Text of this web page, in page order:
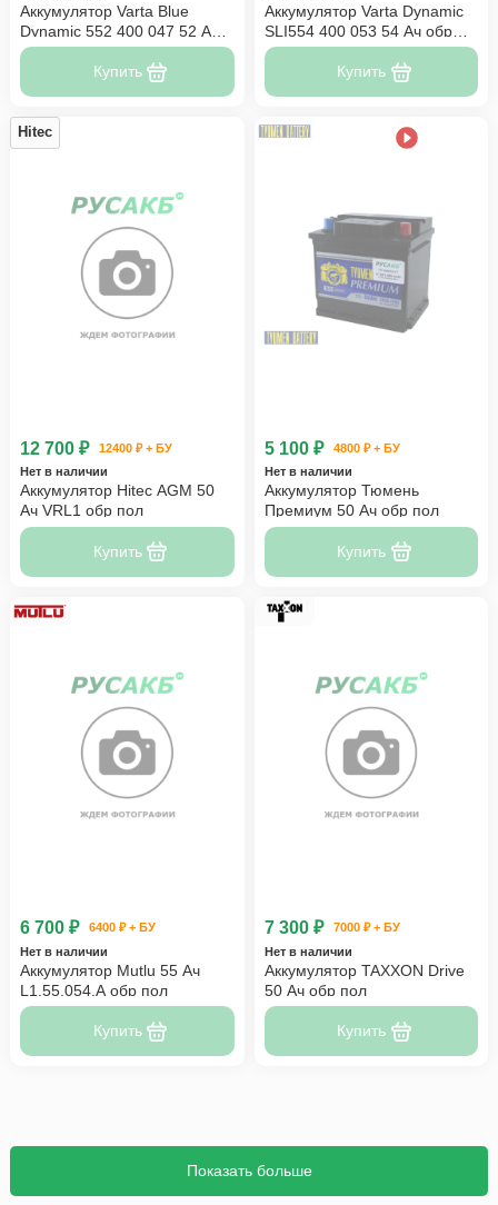
Аккумулятор Varta Blue
Dynamic 552 400 047 52 Ач
C22
Купить
Аккумулятор Varta Dynamic
SLI554 400 053 54 Ач обр
пол
Купить
Hitec
12 700 ₽
12400 ₽ + БУ
Нет в наличии
Аккумулятор Hitec AGM 50
Ач VRL1 обр пол
Купить
5 100 ₽
4800 ₽ + БУ
Нет в наличии
Аккумулятор Тюмень
Премиум 50 Ач обр пол
Купить
6 700 ₽
6400 ₽ + БУ
Нет в наличии
Аккумулятор Mutlu 55 Ач
L1.55.054.A обр пол
Купить
7 300 ₽
7000 ₽ + БУ
Нет в наличии
Аккумулятор TAXXON Drive
50 Ач обр пол
Купить
Показать больше